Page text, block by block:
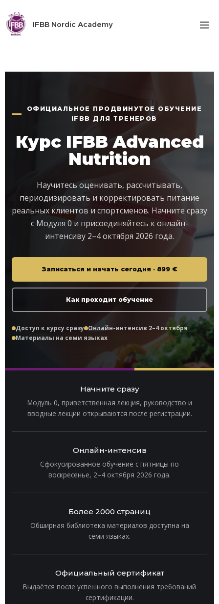
IFBB Nordic Academy
ОФИЦИАЛЬНОЕ ПРОДВИНУТОЕ ОБУЧЕНИЕ
IFBB ДЛЯ ТРЕНЕРОВ
Курс IFBB Advanced
Nutrition
Научитесь оценивать, рассчитывать,
периодизировать и корректировать питание
реальных клиентов и спортсменов. Начните сразу
с Модуля 0 и присоединяйтесь к онлайн-
интенсиву 2–4 октября 2026 года.
Записаться и начать сегодня · 899 €
Как проходит обучение
Доступ к курсу сразу Онлайн-интенсив 2–4 октября
Материалы на семи языках
Начните сразу
Модуль 0, приветственная лекция, руководство и
вводные лекции открываются после регистрации.
Онлайн-интенсив
Сфокусированное обучение с пятницы по
воскресенье, 2–4 октября 2026 года.
Более 2000 страниц
Обширная библиотека материалов доступна на
семи языках.
Официальный сертификат
Выдаётся после успешного выполнения требований
сертификации.